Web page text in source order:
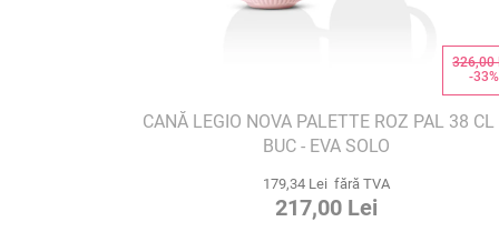
326,00
-33%
CANĂ LEGIO NOVA PALETTE ROZ PAL 38 CL
BUC - EVA SOLO
179,34 Lei fără TVA
217,00 Lei